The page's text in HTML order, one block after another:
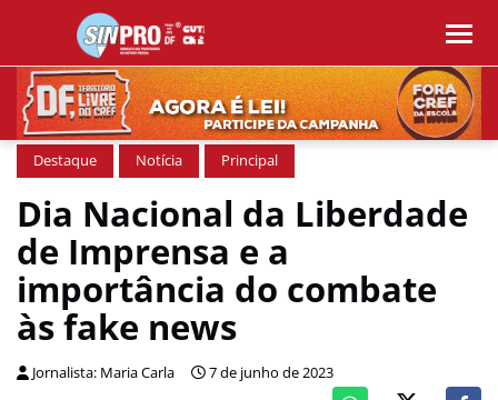
Destaque Notícia Principal
Dia Nacional da Liberdade
de Imprensa e a
importância do combate
às fake news
Jornalista: Maria Carla 7 de junho de 2023